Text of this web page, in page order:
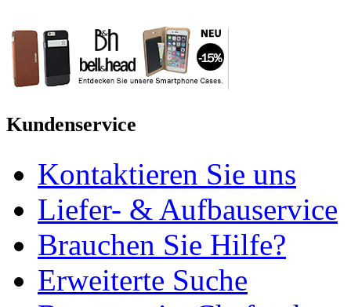
Kundenservice
Kontaktieren Sie uns
Liefer- & Aufbauservice
Brauchen Sie Hilfe?
Erweiterte Suche